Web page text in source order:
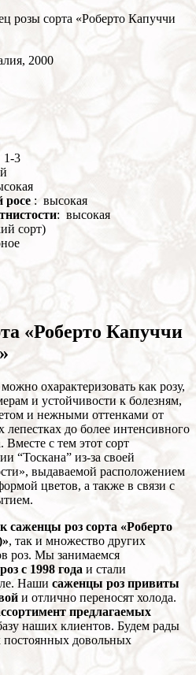
розы сорта «Роберто Капуччи
2000
1-3
росе : высокая
: высокая
сорт)
«Роберто Капуччи
охарактеризовать как розу,
и устойчивости к болезням,
и нежными оттенками от
лепестках до более интенсивного
Вместе с тем этот сорт
“Тоскана” из-за своей
выдаваемой расположением
цветов, а также в связи с
саженцы роз сорта «Роберто
, так и множество других
роз. Мы занимаемся
с 1998 года и стали
Наши саженцы роз привиты
и отлично переносят холода.
предлагаемых
наших клиентов. Будем рады
постоянных довольных